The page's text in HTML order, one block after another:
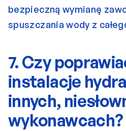
bezpieczną wymianę
spuszczania wody z
7. Czy
instalacje
innych,
wykonawcach?